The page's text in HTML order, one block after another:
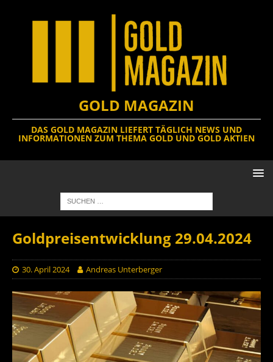
GOLD MAGAZIN
DAS GOLD MAGAZIN LIEFERT TÄGLICH NEWS UND
INFORMATIONEN ZUM THEMA GOLD UND GOLD AKTIEN
Goldpreisentwicklung 29.04.2024
30. April 2024 Andreas Unterberger